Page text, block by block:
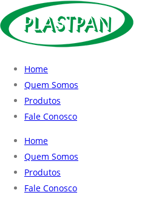
Home
Quem Somos
Produtos
Fale Conosco
Home
Quem Somos
Produtos
Fale Conosco